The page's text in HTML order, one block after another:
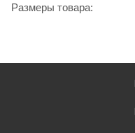
Размеры товара: